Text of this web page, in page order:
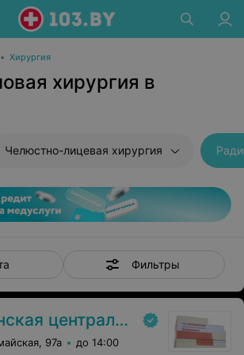
• Хирургия
хирургия в
Челюстно-лицевая хирургия
Фильтры
районная больница
97а до 14:00